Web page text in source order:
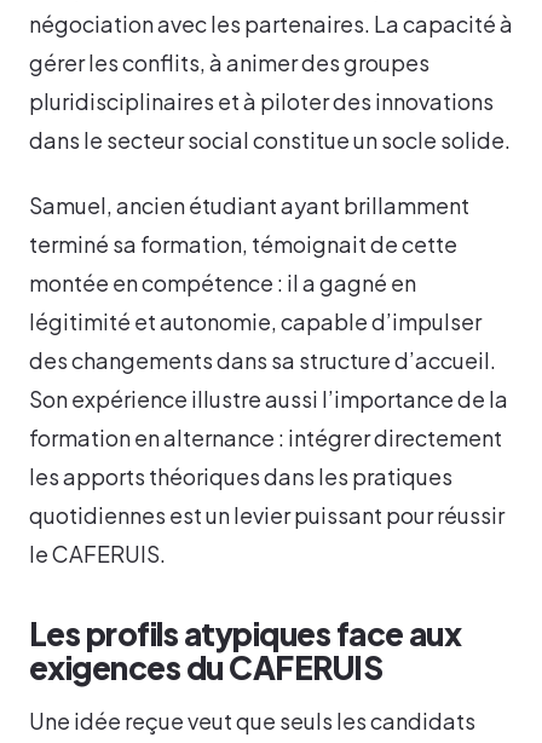
négociation avec les partenaires. La capacité à
gérer les conflits, à animer des groupes
pluridisciplinaires et à piloter des innovations
dans le secteur social constitue un socle solide.
Samuel, ancien étudiant ayant brillamment
terminé sa formation, témoignait de cette
montée en compétence : il a gagné en
légitimité et autonomie, capable d’impulser
des changements dans sa structure d’accueil.
Son expérience illustre aussi l’importance de la
formation en alternance : intégrer directement
les apports théoriques dans les pratiques
quotidiennes est un levier puissant pour réussir
le CAFERUIS.
Les profils atypiques face aux
exigences du CAFERUIS
Une idée reçue veut que seuls les candidats